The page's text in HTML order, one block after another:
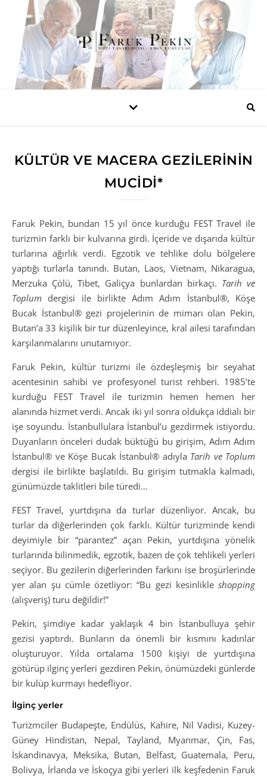
KÜLTÜR VE MACERA GEZİLERİNİN
MUCİDİ*
Faruk Pekin, bundan 15 yıl önce kurduğu FEST Travel ile
turizmin farklı bir kulvarına girdi. İçeride ve dışarıda kültür
turlarına ağırlık verdi. Egzotik ve tehlike dolu bölgelere
yaptığı turlarla tanındı. Butan, Laos, Vietnam, Nikaragua,
Merzuka Çölü, Tibet, Galiçya bunlardan birkaçı. Tarih ve
Toplum dergisi ile birlikte Adım Adım İstanbul®, Köşe
Bucak İstanbul® gezi projelerinin de mimarı olan Pekin,
Butan’a 33 kişilik bir tur düzenleyince, kral ailesi tarafından
karşılanmalarını unutamıyor.
Faruk Pekin, kültür turizmi ile özdeşleşmiş bir seyahat
acentesinin sahibi ve profesyonel turist rehberi. 1985’te
kurduğu FEST Travel ile turizmin hemen hemen her
alanında hizmet verdi. Ancak iki yıl sonra oldukça iddialı bir
işe soyundu. İstanbullulara İstanbul’u gezdirmek istiyordu.
Duyanların önceleri dudak büktüğü bu girişim, Adım Adım
İstanbul® ve Köşe Bucak İstanbul® adıyla Tarih ve Toplum
dergisi ile birlikte başlatıldı. Bu girişim tutmakla kalmadı,
günümüzde taklitleri bile türedi…
FEST Travel, yurtdışına da turlar düzenliyor. Ancak, bu
turlar da diğerlerinden çok farklı. Kültür turizminde kendi
deyimiyle bir “parantez” açan Pekin, yurtdışına yönelik
turlarında bilinmedik, egzotik, bazen de çok tehlikeli yerleri
seçiyor. Bu gezilerin diğerlerinden farkını ise broşürlerinde
yer alan şu cümle özetliyor: “Bu gezi kesinlikle shopping
(alışveriş) turu değildir!”
Pekin, şimdiye kadar yaklaşık 4 bin İstanbulluya şehir
gezisi yaptırdı. Bunların da önemli bir kısmını kadınlar
oluşturuyor. Yılda ortalama 1500 kişiyi de yurtdışına
götürüp ilginç yerleri gezdiren Pekin, önümüzdeki günlerde
bir kulüp kurmayı hedefliyor.
İlginç yerler
Turizmciler Budapeşte, Endülüs, Kahire, Nil Vadisi, Kuzey-
Güney Hindistan, Nepal, Tayland, Myanmar, Çin, Fas,
İskandinavya, Meksika, Butan, Belfast, Guatemala, Peru,
Bolivya, İrlanda ve İskoçya gibi yerleri ilk keşfedenin Faruk